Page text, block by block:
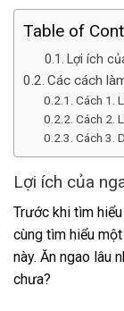
Table of
Lợi ích
Các cách
Cách 1.
Cách 2.
Cách 3.
Lợi ích của
Trước khi tìm hiểu
cùng tìm hiểu
này. Ăn ngao lâu
chưa?